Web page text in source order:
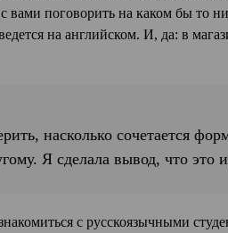
вами поговорить на каком бы то
на английском. И, да: в
насколько сочетается
Я сделала вывод, что это
с русскоязычными